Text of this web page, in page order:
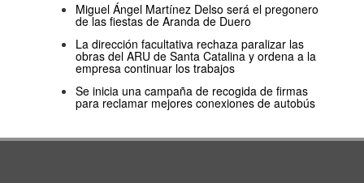
Miguel Ángel Martínez Delso será el pregonero
de las fiestas de Aranda de Duero
La dirección facultativa rechaza paralizar las
obras del ARU de Santa Catalina y ordena a la
empresa continuar los trabajos
Se inicia una campaña de recogida de firmas
para reclamar mejores conexiones de autobús